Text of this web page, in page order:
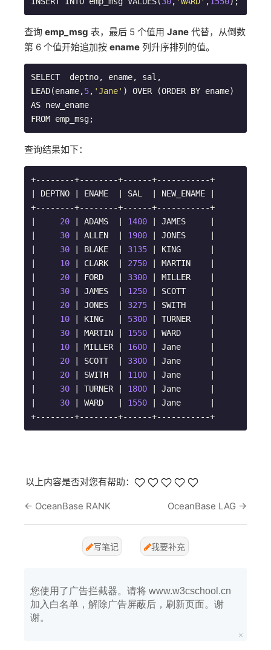
查询 emp_msg 表，最后 5 个值用 Jane 代替，从倒数
第 6 个值开始追加按 ename 列升序排列的值。
SELECT  deptno, ename, sal,
LEAD(ename,5, 'Jane' ) OVER (ORDER BY ename)
AS new_ename
FROM emp_msg;
查询结果如下：
+--------+--------+------+-----------+
| DEPTNO | ENAME  | SAL  | NEW_ENAME |
+--------+--------+------+-----------+
20 | ADAMS  | 1400 | JAMES     |
30 | ALLEN  | 1900 | JONES     |
30 | BLAKE  | 3135 | KING      |
10 | CLARK  | 2750 | MARTIN    |
20 | FORD   | 3300 | MILLER    |
30 | JAMES  | 1250 | SCOTT     |
20 | JONES  | 3275 | SWITH     |
10 | KING   | 5300 | TURNER    |
30 | MARTIN | 1550 | WARD      |
10 | MILLER | 1600 | Jane      |
20 | SCOTT  | 3300 | Jane      |
20 | SWITH  | 1100 | Jane      |
30 | TURNER | 1800 | Jane      |
30 | WARD   | 1550 | Jane      |
+--------+--------+------+-----------+
以上内容是否对您有帮助：
← OceanBase RANK OceanBase LAG →
写笔记 我要补充
您使用了广告拦截器。请将 www.w3cschool.cn
加入白名单，解除广告屏蔽后，刷新页面。谢
谢。